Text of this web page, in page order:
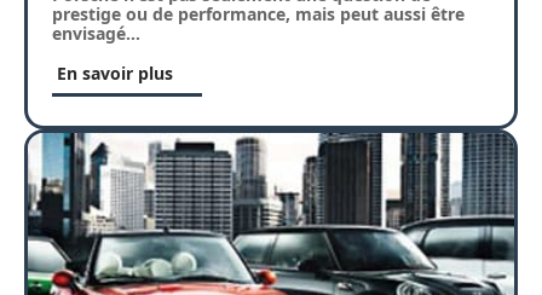
prestige ou de performance, mais peut aussi être
envisagé…
En savoir plus